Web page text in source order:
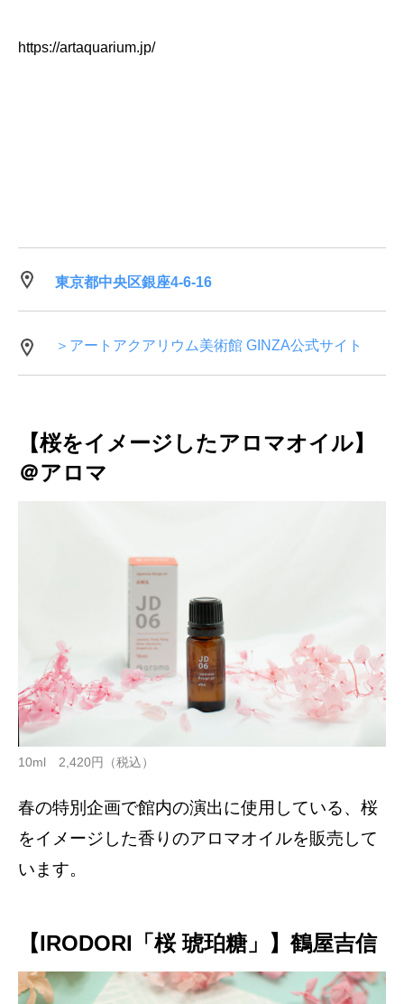
https://artaquarium.jp/
東京都中央区銀座4-6-16
＞アートアクアリウム美術館 GINZA公式サイト
【桜をイメージしたアロマオイル】
＠アロマ
10ml 2,420円（税込）
春の特別企画で館内の演出に使用している、桜
をイメージした香りのアロマオイルを販売して
います。
【IRODORI「桜 琥珀糖」】鶴屋吉信